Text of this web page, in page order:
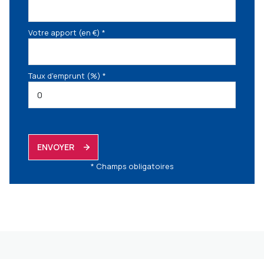
Votre apport (en €) *
Taux d'emprunt (%) *
ENVOYER
* Champs obligatoires